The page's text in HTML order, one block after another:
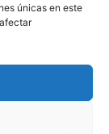
únicas en este